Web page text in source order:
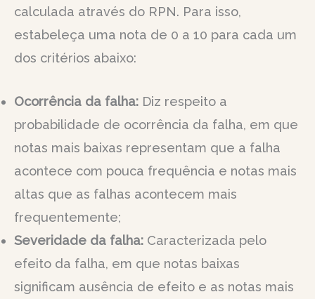
calculada através do RPN. Para isso,
estabeleça uma nota de 0 a 10 para cada um
dos critérios abaixo:
Ocorrência da falha: Diz respeito a
probabilidade de ocorrência da falha, em que
notas mais baixas representam que a falha
acontece com pouca frequência e notas mais
altas que as falhas acontecem mais
frequentemente;
Severidade da falha: Caracterizada pelo
efeito da falha, em que notas baixas
significam ausência de efeito e as notas mais